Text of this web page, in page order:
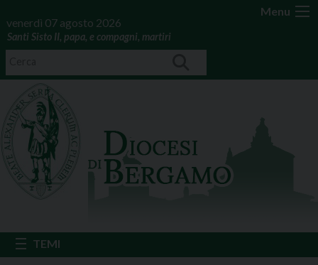
Menu
venerdì 07 agosto 2026
Santi Sisto II, papa, e compagni, martiri